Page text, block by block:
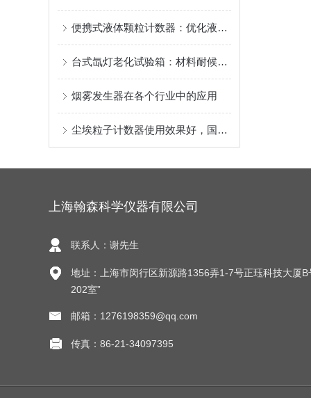
便携式液体颗粒计数器：优化液体质量控制与监测
台式氙灯老化试验箱：材料耐候性测试的精准助手
烟雾发生器在各个行业中的应用
尘埃粒子计数器使用效果好，国家规定的计量器具
上海翰森科学仪器有限公司
联系人：谢先生
地址：上海市闵行区新源路1356弄1-7号正珏科技大厦B
202室”
邮箱：1276198359@qq.com
传真：86-21-34097395